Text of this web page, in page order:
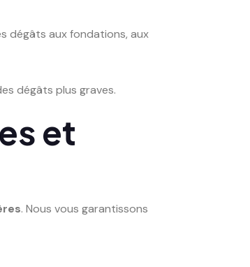
dégâts aux fondations, aux
dégâts plus graves.
et
. Nous vous garantissons